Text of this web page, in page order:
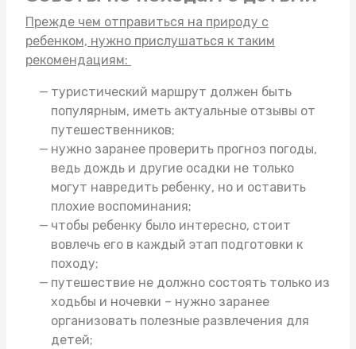
Прежде чем отправиться на природу с
ребенком, нужно прислушаться к таким
рекомендациям:
туристический маршрут должен быть
популярным, иметь актуальные отзывы от
путешественников;
нужно заранее проверить прогноз погоды,
ведь дождь и другие осадки не только
могут навредить ребенку, но и оставить
плохие воспоминания;
чтобы ребенку было интересно, стоит
вовлечь его в каждый этап подготовки к
походу;
путешествие не должно состоять только из
ходьбы и ночевки – нужно заранее
организовать полезные развлечения для
детей;